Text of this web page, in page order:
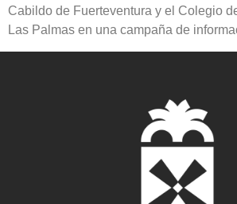
Cabildo de Fuerteventura y el Colegio
Las Palmas en una campaña de